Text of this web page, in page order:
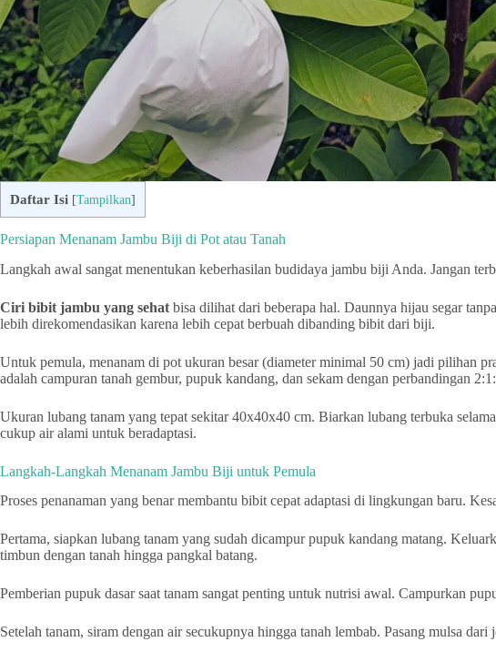
Daftar Isi [Tampilkan]
Persiapan Menanam Jambu Biji di Pot atau Tanah
Langkah awal sangat menentukan keberhasilan budidaya jambu biji Anda. Jangan
Ciri bibit jambu yang sehat bisa dilihat dari beberapa hal. Daunnya hijau segar
lebih direkomendasikan karena lebih cepat berbuah dibanding bibit dari biji.
Untuk pemula, menanam di pot ukuran besar (diameter minimal 50 cm) jadi pilihan
adalah campuran tanah gembur, pupuk kandang, dan sekam dengan perbandingan
Ukuran lubang tanam yang tepat sekitar 40x40x40 cm. Biarkan lubang terbuka
cukup air alami untuk beradaptasi.
Langkah-Langkah Menanam Jambu Biji untuk Pemula
Proses penanaman yang benar membantu bibit cepat adaptasi di lingkungan baru.
Pertama, siapkan lubang tanam yang sudah dicampur pupuk kandang matang.
timbun dengan tanah hingga pangkal batang.
Pemberian pupuk dasar saat tanam sangat penting untuk nutrisi awal. Campurkan
Setelah tanam, siram dengan air secukupnya hingga tanah lembab. Pasang mulsa